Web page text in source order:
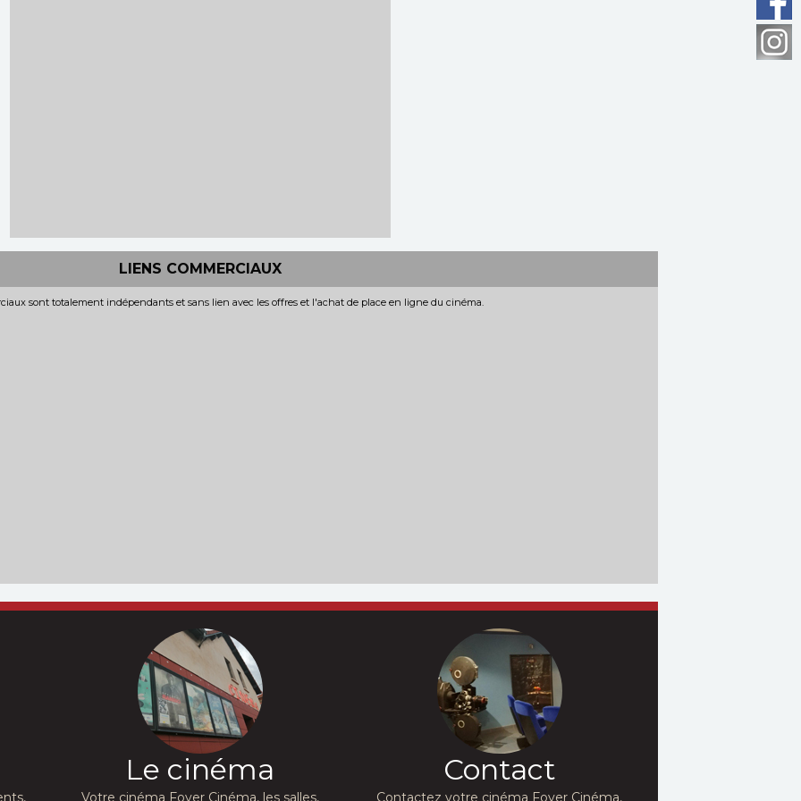
LIENS COMMERCIAUX
sont totalement indépendants et sans lien avec les offres et l'achat de place en ligne du cinéma.
Le cinéma
Votre cinéma Foyer Cinéma, les salles,
Contact
Contactez votre cinéma Foyer Cinéma,